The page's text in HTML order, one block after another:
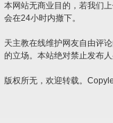
本网站无商业目的，若我们
会在24小时内撤下。
天主教在线维护网友自由评
的立场。本站绝对禁止发布
版权所无，欢迎转载。